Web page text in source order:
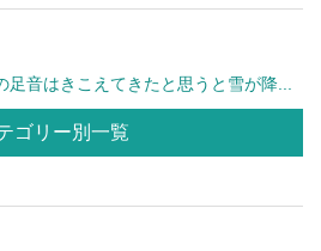
足音はきこえてきたと思うと雪が降...
ゴリー別一覧